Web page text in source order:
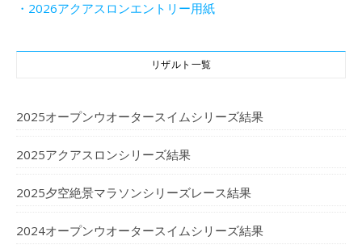
・2026アクアスロンエントリー用紙
リザルト一覧
2025オープンウオータースイムシリーズ結果
2025アクアスロンシリーズ結果
2025夕空絶景マラソンシリーズレース結果
2024オープンウオータースイムシリーズ結果